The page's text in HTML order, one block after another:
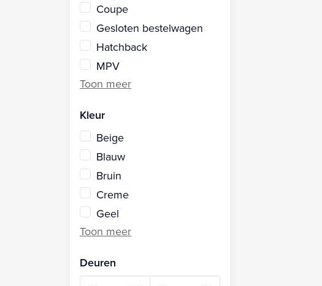
Coupe
Gesloten bestelwagen
Hatchback
MPV
Kleur
Beige
Blauw
Bruin
Creme
Geel
Deuren